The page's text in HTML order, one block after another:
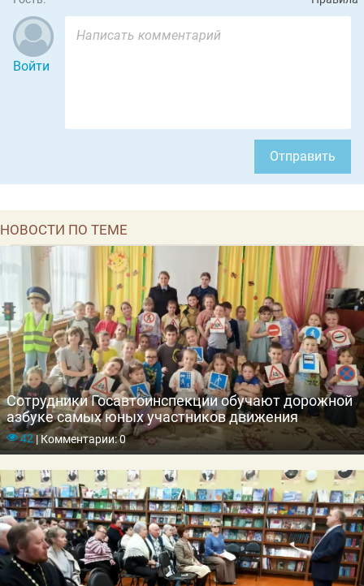
Войти
Отправить
НОВОСТИ ПО ТЕМЕ
Сотрудники Госавтоинспекции обучают дорожной
азбуке самых юных участников движения
42|Комментарии: 0